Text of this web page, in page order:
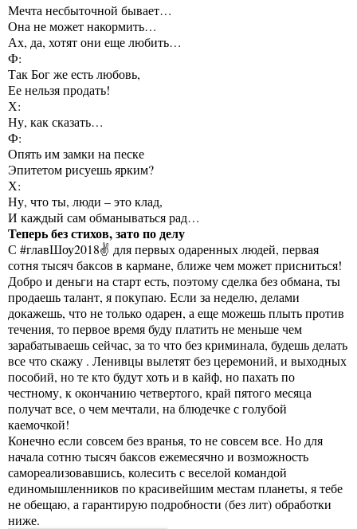
Мечта несбыточной бывает…
Она не может накормить…
Ах, да, хотят они еще любить…
Ф:
Так Бог же есть любовь,
Ее нельзя продать!
Х:
Ну, как сказать…
Ф:
Опять им замки на песке
Эпитетом рисуешь ярким?
Х:
Ну, что ты, люди – это клад,
И каждый сам обманываться рад…
Теперь без стихов, зато по делу
С #главШоу2018✌ для первых одаренных людей, первая
сотня тысяч баксов в кармане, ближе чем может присниться!
Добро и деньги на старт есть, поэтому сделка без обмана, ты
продаешь талант, я покупаю. Если за неделю, делами
докажешь, что не только одарен, а еще можешь плыть против
течения, то первое время буду платить не меньше чем
зарабатываешь сейчас, за то что без криминала, будешь делать
все что скажу . Ленивцы вылетят без церемоний, и выходных
пособий, но те кто будут хоть и в кайф, но пахать по
честному, к окончанию четвертого, край пятого месяца
получат все, о чем мечтали, на блюдечке с голубой
каемочкой!
Конечно если совсем без вранья, то не совсем все. Но для
начала сотню тысяч баксов ежемесячно и возможность
самореализовавшись, колесить с веселой командой
единомышленников по красивейшим местам планеты, я тебе
не обещаю, а гарантирую подробности (без лит) обработки
ниже.